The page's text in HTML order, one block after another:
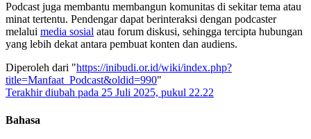
Podcast juga membantu membangun komunitas di sekitar tema atau
minat tertentu. Pendengar dapat berinteraksi dengan podcaster
melalui media sosial atau forum diskusi, sehingga tercipta hubungan
yang lebih dekat antara pembuat konten dan audiens.
Diperoleh dari "https://inibudi.or.id/wiki/index.php?
title=Manfaat_Podcast&oldid=990"
Terakhir diubah pada 25 Juli 2025, pukul 22.22
Bahasa